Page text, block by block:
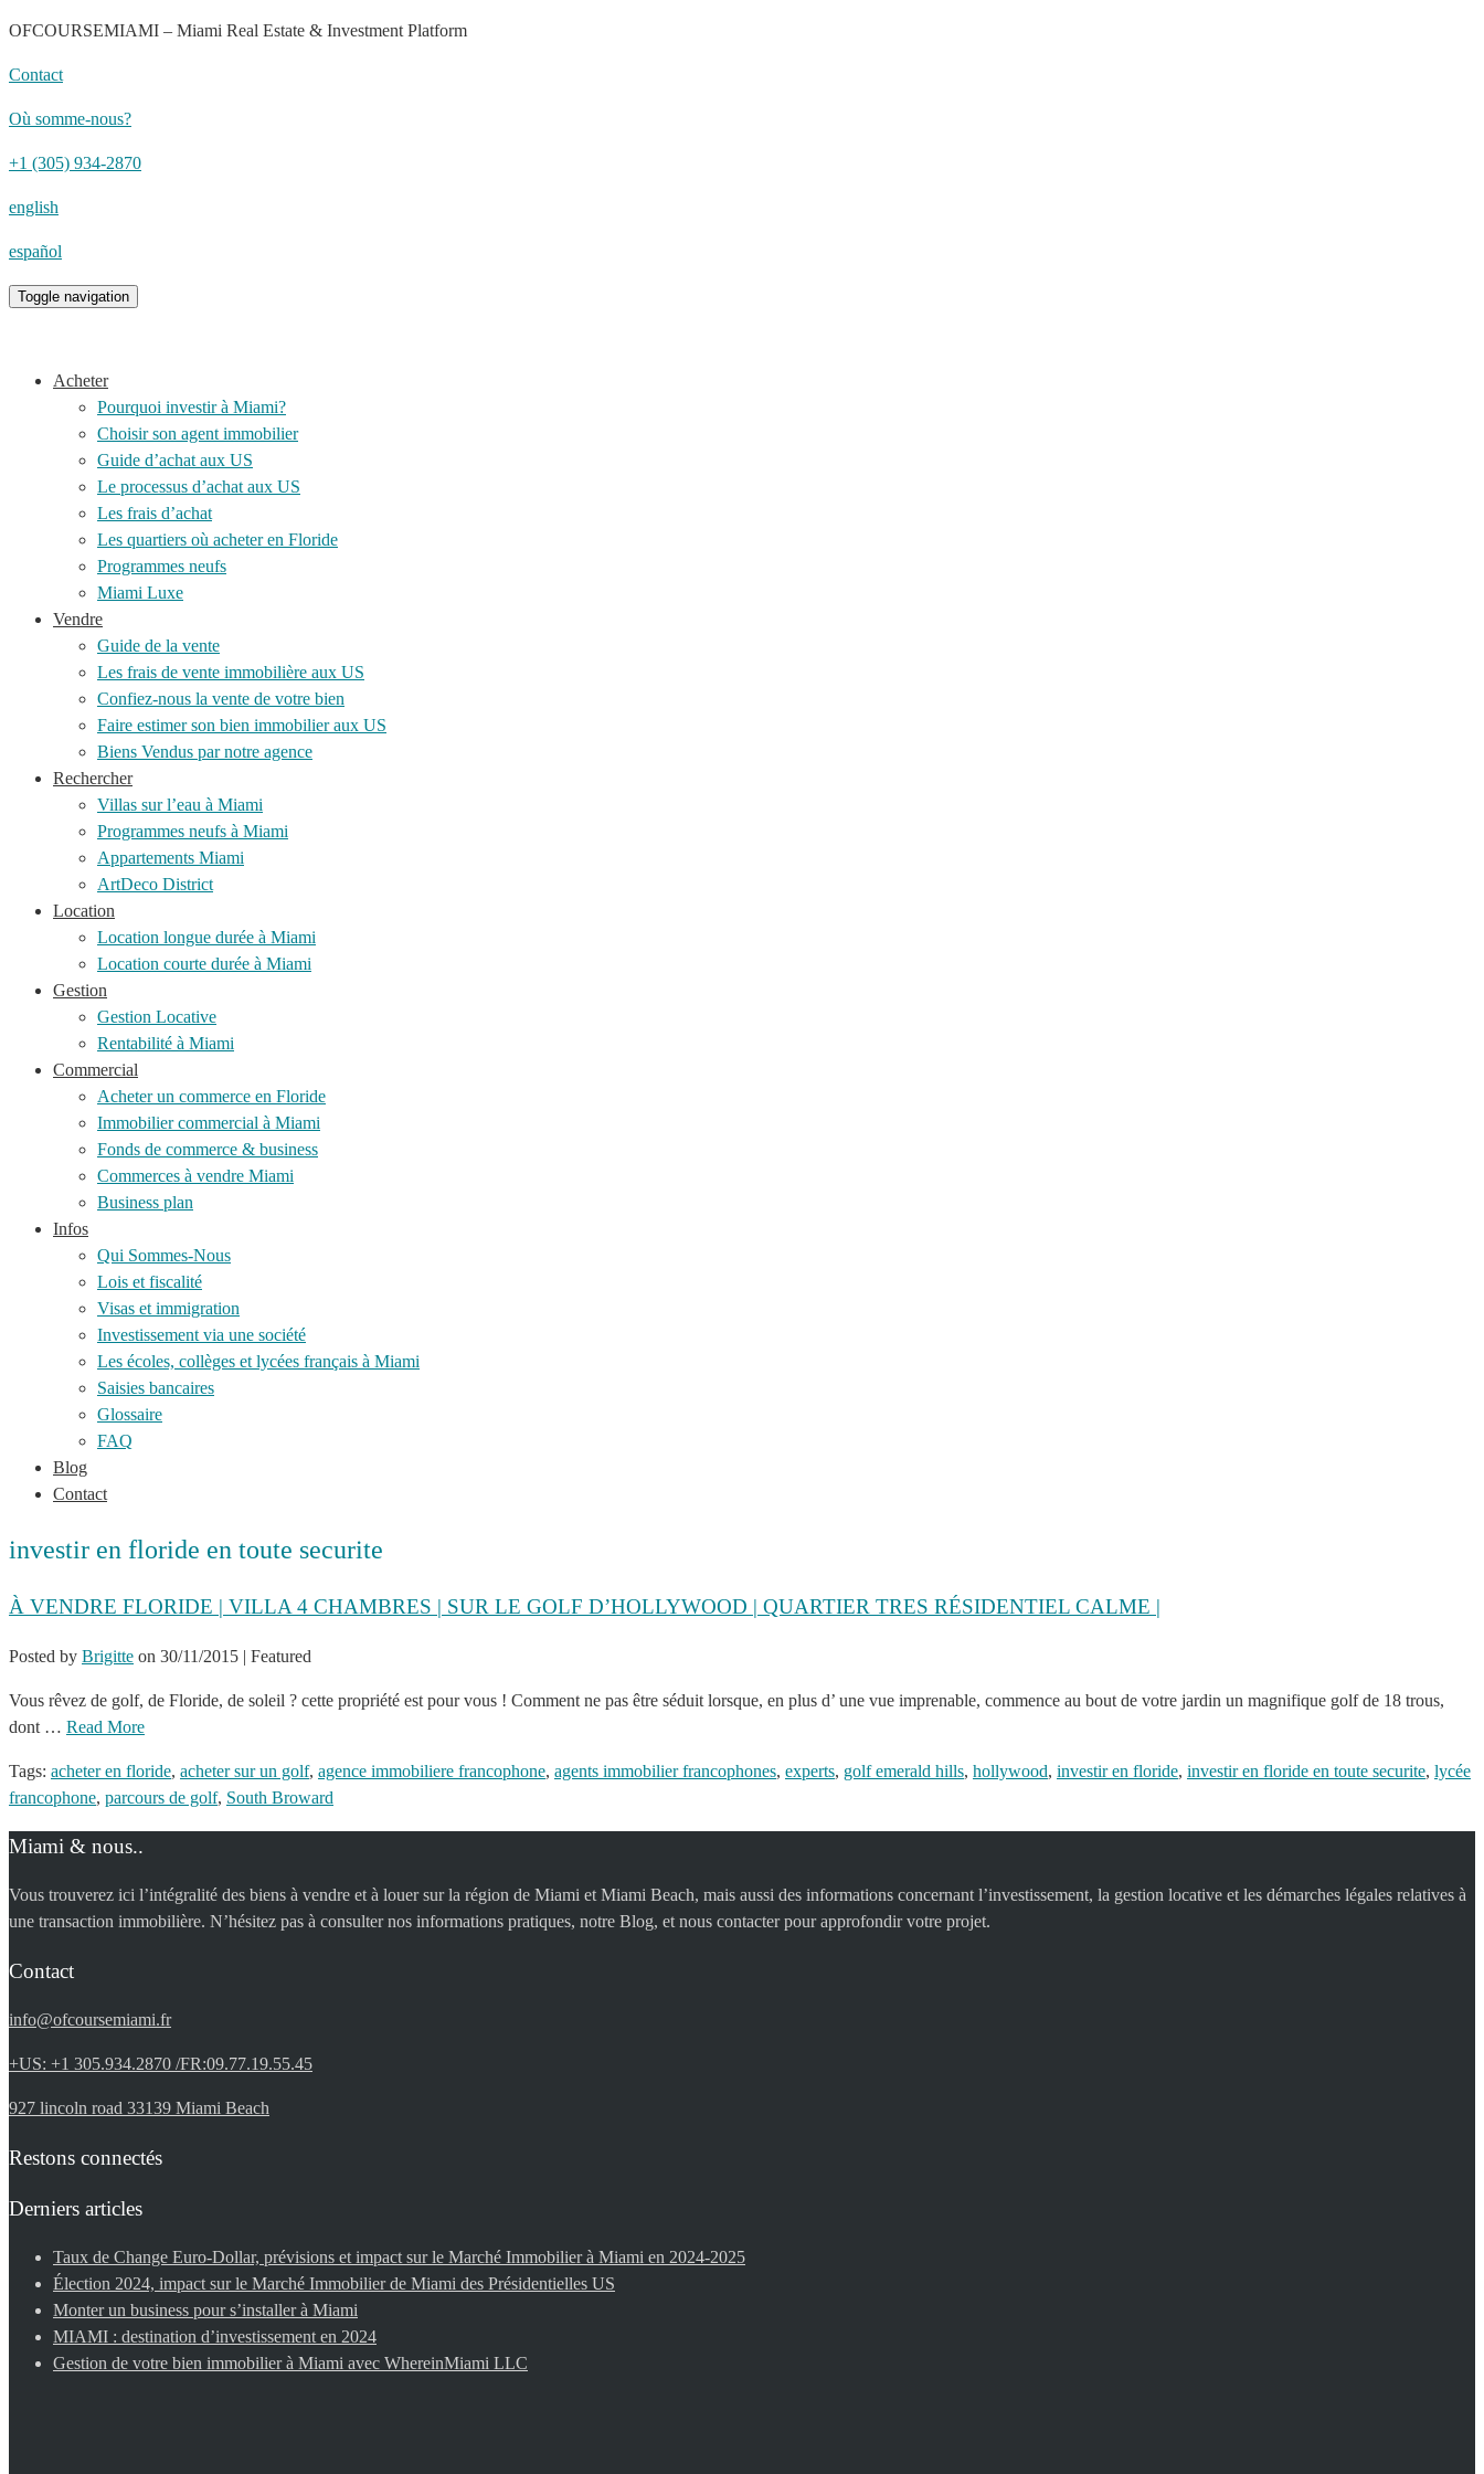
OFCOURSEMIAMI – Miami Real Estate & Investment Platform
Contact
Où somme-nous?
+1 (305) 934-2870
english
español
Toggle navigation
Acheter
Pourquoi investir à Miami?
Choisir son agent immobilier
Guide d’achat aux US
Le processus d’achat aux US
Les frais d’achat
Les quartiers où acheter en Floride
Programmes neufs
Miami Luxe
Vendre
Guide de la vente
Les frais de vente immobilière aux US
Confiez-nous la vente de votre bien
Faire estimer son bien immobilier aux US
Biens Vendus par notre agence
Rechercher
Villas sur l’eau à Miami
Programmes neufs à Miami
Appartements Miami
ArtDeco District
Location
Location longue durée à Miami
Location courte durée à Miami
Gestion
Gestion Locative
Rentabilité à Miami
Commercial
Acheter un commerce en Floride
Immobilier commercial à Miami
Fonds de commerce & business
Commerces à vendre Miami
Business plan
Infos
Qui Sommes-Nous
Lois et fiscalité
Visas et immigration
Investissement via une société
Les écoles, collèges et lycées français à Miami
Saisies bancaires
Glossaire
FAQ
Blog
Contact
investir en floride en toute securite
À VENDRE FLORIDE | VILLA 4 CHAMBRES | SUR LE GOLF D’HOLLYWOOD | QUARTIER TRES RÉSIDENTIEL CALME |
Posted by Brigitte on 30/11/2015 | Featured
Vous rêvez de golf, de Floride, de soleil ? cette propriété est pour vous ! Comment ne pas être séduit lorsque, en plus d’ une vue imprenable, commence au bout de votre jardin un magnifique golf de 18 trous,
dont … Read More
Tags: acheter en floride, acheter sur un golf, agence immobiliere francophone, agents immobilier francophones, experts, golf emerald hills, hollywood, investir en floride, investir en floride en toute securite, lycée
francophone, parcours de golf, South Broward
Miami & nous..
Vous trouverez ici l’intégralité des biens à vendre et à louer sur la région de Miami et Miami Beach, mais aussi des informations concernant l’investissement, la gestion locative et les démarches légales relatives à
une transaction immobilière. N’hésitez pas à consulter nos informations pratiques, notre Blog, et nous contacter pour approfondir votre projet.
Contact
info@ofcoursemiami.fr
+US: +1 305.934.2870 /FR:09.77.19.55.45
927 lincoln road 33139 Miami Beach
Restons connectés
Derniers articles
Taux de Change Euro-Dollar, prévisions et impact sur le Marché Immobilier à Miami en 2024-2025
Élection 2024, impact sur le Marché Immobilier de Miami des Présidentielles US
Monter un business pour s’installer à Miami
MIAMI : destination d’investissement en 2024
Gestion de votre bien immobilier à Miami avec WhereinMiami LLC